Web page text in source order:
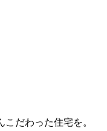
だわった住宅を。